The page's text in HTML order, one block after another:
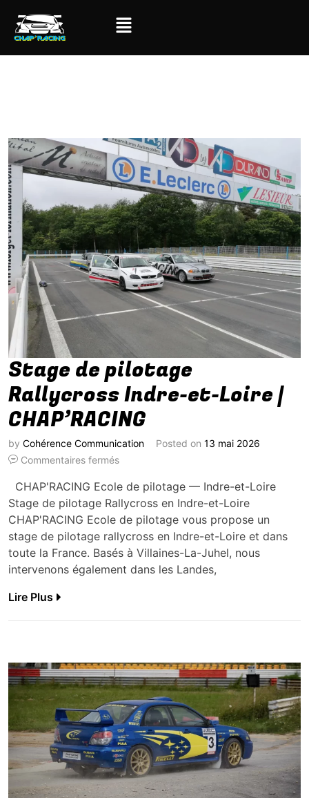
Stage de pilotage
Rallycross Indre-et-Loire |
CHAP’RACING
by Cohérence Communication Posted on 13 mai 2026
Commentaires fermés
CHAP'RACING Ecole de pilotage — Indre-et-Loire
Stage de pilotage Rallycross en Indre-et-Loire
CHAP'RACING Ecole de pilotage vous propose un
stage de pilotage rallycross en Indre-et-Loire et dans
toute la France. Basés à Villaines-La-Juhel, nous
intervenons également dans les Landes,
Lire Plus